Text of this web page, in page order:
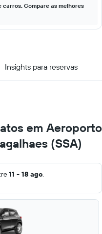
carros. Compare as melhores
Insights para reservas
em Aeroporto
(SSA)
11 - 18 ago.